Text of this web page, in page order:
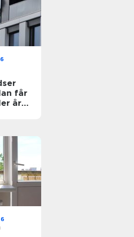
året